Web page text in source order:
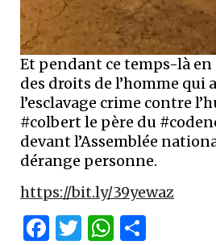
Et pendant ce temps-là en
des droits de l’homme qui
l’esclavage crime contre
#colbert le père du
devant l’Assemblée
dérange personne.
https://bit.ly/39yewaz
Facebook
Twitter